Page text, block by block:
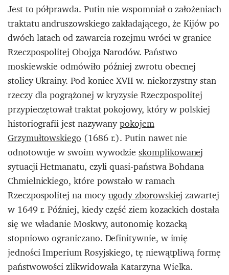
Jest to półprawda. Putin nie wspomniał o założeniach
traktatu andruszowskiego zakładającego, że Kijów po
dwóch latach od zawarcia rozejmu wróci w granice
Rzeczpospolitej Obojga Narodów. Państwo
moskiewskie odmówiło później zwrotu obecnej
stolicy Ukrainy. Pod koniec XVII w. niekorzystny stan
rzeczy dla pogrążonej w kryzysie Rzeczpospolitej
przypieczętował traktat pokojowy, który w polskiej
historiografii jest nazywanypokojem
Grzymułtowskiego (1686 r.).Putin nawet nie
odnotowuje w swoim wywodzieskomplikowanej
sytuacjiHetmanatu, czyli quasi-państwa Bohdana
Chmielnickiego, które powstało w ramach
Rzeczpospolitej na mocyugody zborowskiejzawartej
w 1649 r. Później, kiedy część ziem kozackich dostała
się we władanie Moskwy, autonomię kozacką
stopniowo ograniczano. Definitywnie, w imię
jedności Imperium Rosyjskiego, tę niewątpliwą formę
państwowości zlikwidowała Katarzyna Wielka.